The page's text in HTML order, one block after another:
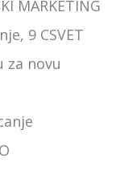
MARKETING
9 CSVET
za novu